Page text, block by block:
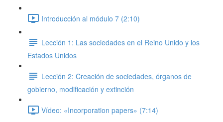
Introducción al módulo 7 (2:10)
Lección 1: Las sociedades en el Reino Unido y los
Estados Unidos
Lección 2: Creación de sociedades, órganos de
gobierno, modificación y extinción
Vídeo: «Incorporation papers» (7:14)